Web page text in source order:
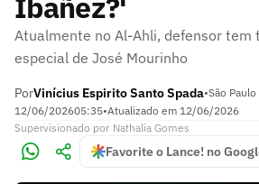
Atualmente no Al-Ahli, defensor tem
especial de José Mourinho
PorVinícius Espirito Santo Spada•São Paulo
12/06/202605:35•Atualizado em 12/06/2026
Supervisionado por Nathalia Gomes
Favorite o Lance! no